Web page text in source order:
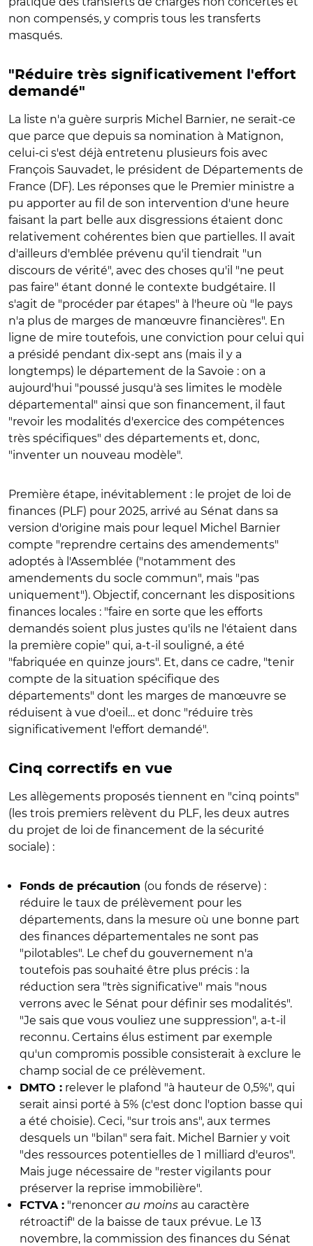
non compensés, y compris tous les transferts
masqués.
"Réduire très significativement l'effort
demandé"
La liste n'a guère surpris Michel Barnier, ne serait-ce
que parce que depuis sa nomination à Matignon,
celui-ci s'est déjà entretenu plusieurs fois avec
François Sauvadet, le président de Départements de
France (DF). Les réponses que le Premier ministre a
pu apporter au fil de son intervention d'une heure
faisant la part belle aux disgressions étaient donc
relativement cohérentes bien que partielles. Il avait
d'ailleurs d'emblée prévenu qu'il tiendrait "un
discours de vérité", avec des choses qu'il "ne peut
pas faire" étant donné le contexte budgétaire. Il
s'agit de "procéder par étapes" à l'heure où "le pays
n'a plus de marges de manœuvre financières". En
ligne de mire toutefois, une conviction pour celui qui
a présidé pendant dix-sept ans (mais il y a
longtemps) le département de la Savoie : on a
aujourd'hui "poussé jusqu'à ses limites le modèle
départemental" ainsi que son financement, il faut
"revoir les modalités d'exercice des compétences
très spécifiques" des départements et, donc,
"inventer un nouveau modèle".
Première étape, inévitablement : le projet de loi de
finances (PLF) pour 2025, arrivé au Sénat dans sa
version d'origine mais pour lequel Michel Barnier
compte "reprendre certains des amendements"
adoptés à l'Assemblée ("notamment des
amendements du socle commun", mais "pas
uniquement"). Objectif, concernant les dispositions
finances locales : "faire en sorte que les efforts
demandés soient plus justes qu'ils ne l'étaient dans
la première copie" qui, a-t-il souligné, a été
"fabriquée en quinze jours". Et, dans ce cadre, "tenir
compte de la situation spécifique des
départements" dont les marges de manœuvre se
réduisent à vue d'oeil… et donc "réduire très
significativement l'effort demandé".
Cinq correctifs en vue
Les allègements proposés tiennent en "cinq points"
(les trois premiers relèvent du PLF, les deux autres
du projet de loi de financement de la sécurité
sociale) :
Fonds de précaution (ou fonds de réserve) :
réduire le taux de prélèvement pour les
départements, dans la mesure où une bonne part
des finances départementales ne sont pas
"pilotables". Le chef du gouvernement n'a
toutefois pas souhaité être plus précis : la
réduction sera "très significative" mais "nous
verrons avec le Sénat pour définir ses modalités".
"Je sais que vous vouliez une suppression", a-t-il
reconnu. Certains élus estiment par exemple
qu'un compromis possible consisterait à exclure le
champ social de ce prélèvement.
DMTO : relever le plafond "à hauteur de 0,5%", qui
serait ainsi porté à 5% (c'est donc l'option basse qui
a été choisie). Ceci, "sur trois ans", aux termes
desquels un "bilan" sera fait. Michel Barnier y voit
"des ressources potentielles de 1 milliard d'euros".
Mais juge nécessaire de "rester vigilants pour
préserver la reprise immobilière".
FCTVA : "renoncer au moins au caractère
rétroactif" de la baisse de taux prévue. Le 13
novembre, la commission des finances du Sénat